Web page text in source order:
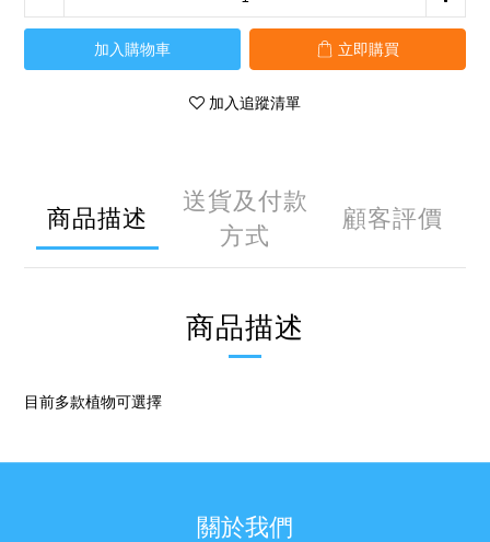
加入購物車 立即購買
加入追蹤清單
商品描述
送貨及付款
方式
顧客評價
商品描述
目前多款植物可選擇
關於我們